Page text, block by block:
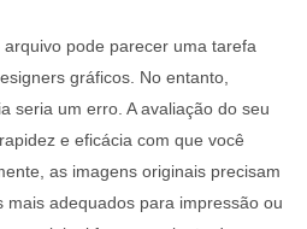
pode parecer uma tarefa
gráficos. No entanto,
seria um erro. A avaliação do seu
e eficácia com que você
as imagens originais precisam
adequados para impressão ou